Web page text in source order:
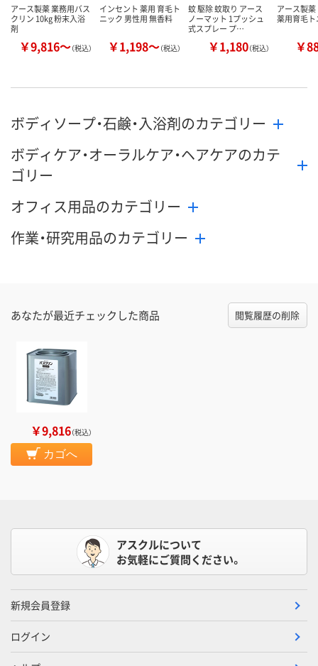
アース製薬 業務用バス
クリン 10kg 粉末入浴
剤
￥9,816～（税込）
インセント 薬用 育毛ト
ニック 男性用 無香料
￥1,198～（税込）
蚊 駆除 蚊取り アース
ノーマット 1プッシュ
式スプレー プ…
￥1,180（税込）
アース製
薬用育毛
￥
ボディソープ・石鹸・入浴剤のカテゴリー
ボディケア・オーラルケア・ヘアケアのカテ
ゴリー
オフィス用品のカテゴリー
作業・研究用品のカテゴリー
あなたが最近チェックした商品 閲覧履歴の削除
￥9,816（税込）
カゴへ
アスクルについて
お気軽にご質問ください。
新規会員登録
ログイン